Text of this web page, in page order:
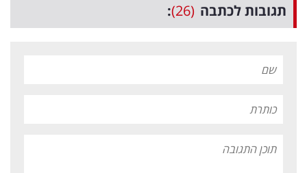
תגובות לכתבה (26)
: